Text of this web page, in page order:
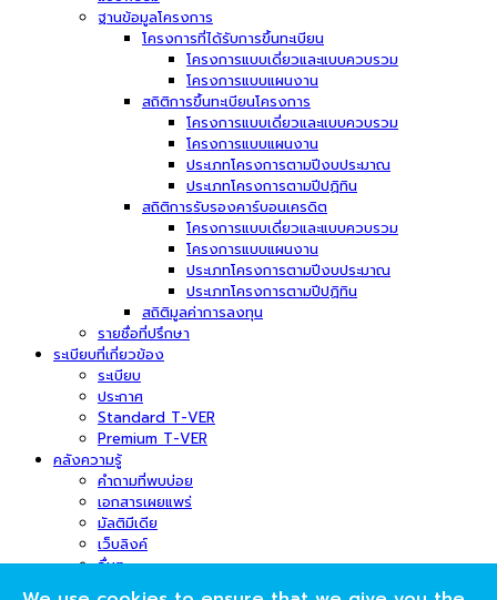
ฐานข้อมูลโครงการ
โครงการที่ได้รับการขึ้นทะเบียน
โครงการแบบเดี่ยวและแบบควบรวม
โครงการแบบแผนงาน
สถิติการขึ้นทะเบียนโครงการ
โครงการแบบเดี่ยวและแบบควบรวม
โครงการแบบแผนงาน
ประเภทโครงการตามปีงบประมาณ
ประเภทโครงการตามปีปฏิทิน
สถิติการรับรองคาร์บอนเครดิต
โครงการแบบเดี่ยวและแบบควบรวม
โครงการแบบแผนงาน
ประเภทโครงการตามปีงบประมาณ
ประเภทโครงการตามปีปฏิทิน
สถิติมูลค่าการลงทุน
รายชื่อที่ปรึกษา
ระเบียบที่เกี่ยวข้อง
ระเบียบ
ประกาศ
Standard T-VER
Premium T-VER
คลังความรู้
คำถามที่พบบ่อย
เอกสารเผยแพร่
มัลติมีเดีย
เว็บลิงค์
อื่นๆ
ข่าวสารและกิจกรรม